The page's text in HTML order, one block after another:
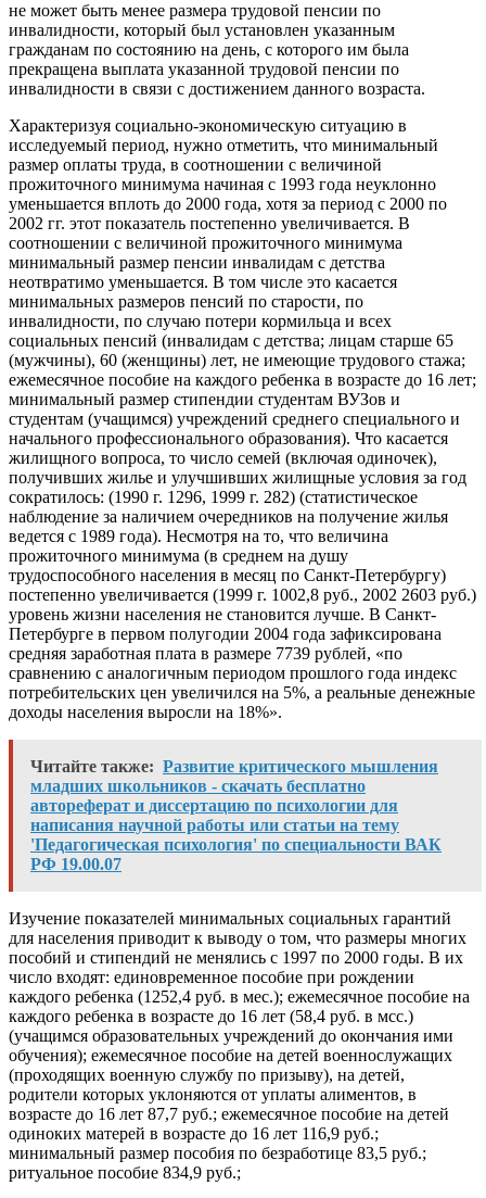
не может быть менее размера трудовой пенсии по
инвалидности, который был установлен указанным
гражданам по состоянию на день, с которого им была
прекращена выплата указанной трудовой пенсии по
инвалидности в связи с достижением данного возраста.
Характеризуя социально-экономическую ситуацию в
исследуемый период, нужно отметить, что минимальный
размер оплаты труда, в соотношении с величиной
прожиточного минимума начиная с 1993 года неуклонно
уменьшается вплоть до 2000 года, хотя за период с 2000 по
2002 гг. этот показатель постепенно увеличивается. В
соотношении с величиной прожиточного минимума
минимальный размер пенсии инвалидам с детства
неотвратимо уменьшается. В том числе это касается
минимальных размеров пенсий по старости, по
инвалидности, по случаю потери кормильца и всех
социальных пенсий (инвалидам с детства; лицам старше 65
(мужчины), 60 (женщины) лет, не имеющие трудового стажа;
ежемесячное пособие на каждого ребенка в возрасте до 16 лет;
минимальный размер стипендии студентам ВУЗов и
студентам (учащимся) учреждений среднего специального и
начального профессионального образования). Что касается
жилищного вопроса, то число семей (включая одиночек),
получивших жилье и улучшивших жилищные условия за год
сократилось: (1990 г. 1296, 1999 г. 282) (статистическое
наблюдение за наличием очередников на получение жилья
ведется с 1989 года). Несмотря на то, что величина
прожиточного минимума (в среднем на душу
трудоспособного населения в месяц по Санкт-Петербургу)
постепенно увеличивается (1999 г. 1002,8 руб., 2002 2603 руб.)
уровень жизни населения не становится лучше. В Санкт-
Петербурге в первом полугодии 2004 года зафиксирована
средняя заработная плата в размере 7739 рублей, «по
сравнению с аналогичным периодом прошлого года индекс
потребительских цен увеличился на 5%, а реальные денежные
доходы населения выросли на 18%».
Читайте также: Развитие критического мышления
младших школьников - скачать бесплатно
автореферат и диссертацию по психологии для
написания научной работы или статьи на тему
'Педагогическая психология' по специальности ВАК
РФ 19.00.07
Изучение показателей минимальных социальных гарантий
для населения приводит к выводу о том, что размеры многих
пособий и стипендий не менялись с 1997 по 2000 годы. В их
число входят: единовременное пособие при рождении
каждого ребенка (1252,4 руб. в мес.); ежемесячное пособие на
каждого ребенка в возрасте до 16 лет (58,4 руб. в мсс.)
(учащимся образовательных учреждений до окончания ими
обучения); ежемесячное пособие на детей военнослужащих
(проходящих военную службу по призыву), на детей,
родители которых уклоняются от уплаты алиментов, в
возрасте до 16 лет 87,7 руб.; ежемесячное пособие на детей
одиноких матерей в возрасте до 16 лет 116,9 руб.;
минимальный размер пособия по безработице 83,5 руб.;
ритуальное пособие 834,9 руб.;